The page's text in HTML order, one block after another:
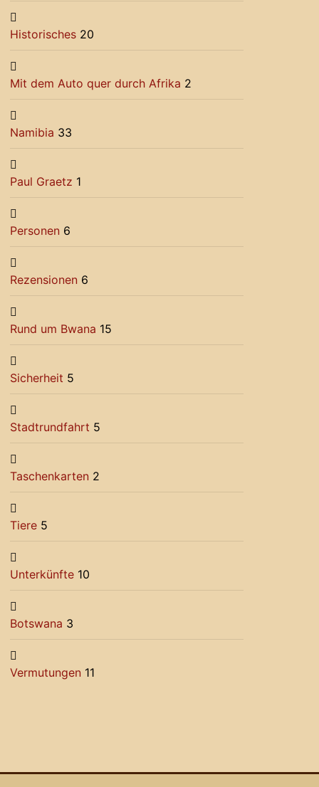
Historisches 20
Mit dem Auto quer durch Afrika 2
Namibia 33
Paul Graetz 1
Personen 6
Rezensionen 6
Rund um Bwana 15
Sicherheit 5
Stadtrundfahrt 5
Taschenkarten 2
Tiere 5
Unterkünfte 10
Botswana 3
Vermutungen 11